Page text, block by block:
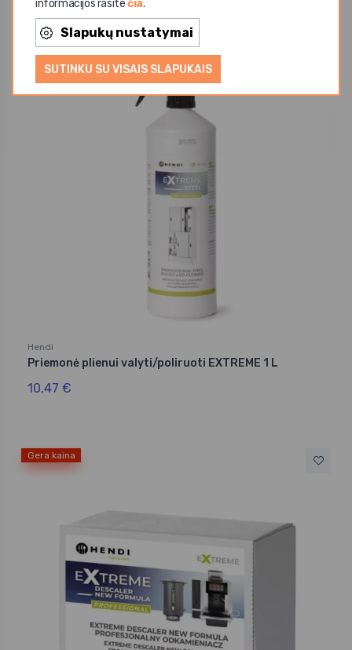
informacijos rasitečia.
Slapukų nustatymai
SUTINKU SU VISAIS SLAPUKAIS
Gera kaina
Hendi
Priemonė plienui valyti/poliruoti EXTREME 1 L
10,47 €
Gera kaina